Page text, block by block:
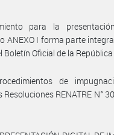
para la
ANEXO I forma parte
Oficial de la
de
RENATRE N°